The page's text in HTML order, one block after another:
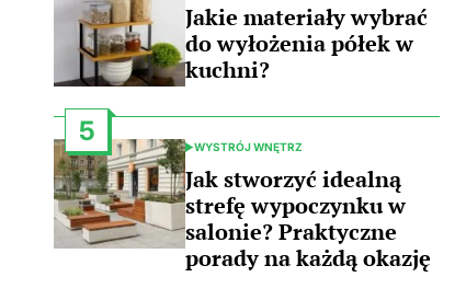
IN
Jakie materiały wybrać
do wyłożenia półek w
kuchni?
5
POSTED
IN
WYSTRÓJ WNĘTRZ
Jak stworzyć idealną
strefę wypoczynku w
salonie? Praktyczne
porady na każdą okazję